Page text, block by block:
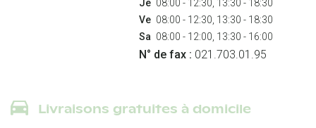
Je
Ve
Sa 08:00 - 12:00, 13:30 - 16:00
N° de fax : 021.703.01.95
Livraisons gratuites à domicile